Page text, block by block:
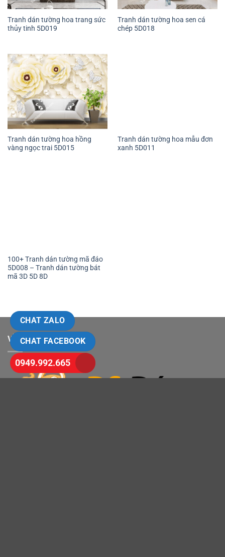
Tranh dán tường hoa trang sức
thủy tinh 5D019
Tranh dán tường hoa sen cá
chép 5D018
Tranh dán tường hoa hồng
vàng ngọc trai 5D015
Tranh dán tường hoa mẫu đơn
xanh 5D011
100+ Tranh dán tường mã đáo
5D008 – Tranh dán tường bát
mã 3D 5D 8D
VỀ TRANH DS
CHAT ZALO
CHAT FACEBOOK
0949.992.665